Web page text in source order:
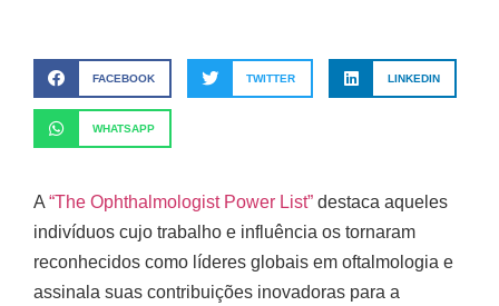
FACEBOOK TWITTER LINKEDIN
WHATSAPP
A “The Ophthalmologist Power List” destaca aqueles
indivíduos cujo trabalho e influência os tornaram
reconhecidos como líderes globais em oftalmologia e
assinala suas contribuições inovadoras para a